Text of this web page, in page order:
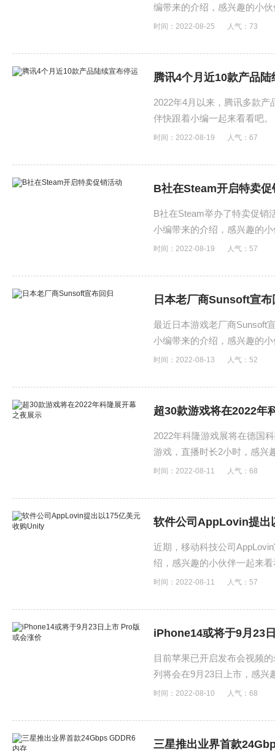
编带来的介绍，感兴趣的小
时间：2022-08-25 人气： 73
腾讯4个月近10款产品陆
2022年4月以来，腾讯多款
伴快跟着小编一起来看看吧。
时间：2022-08-19 人气： 67
B社在Steam开启特卖促
B社在Steam举办了特卖促销
小编带来的介绍，感兴趣的
时间：2022-08-19 人气： 57
日本老厂商Sunsoft宣布
最近日本游戏老厂商Sunsoft
小编带来的介绍，感兴趣的
时间：2022-08-13 人气： 52
超30款游戏将在2022年
2022年科隆游戏展将在德国
游戏，直播时长2小时，感兴
时间：2022-08-11 人气： 68
软件公司AppLovin提出
近期，移动科技公司
绍，感兴趣的小伙伴一起来
时间：2022-08-11 人气： 57
iPhone14或将于9月23
目前苹果已开启发布会视频
列将会在9月23日上市，感兴
时间：2022-08-10 人气： 68
三星推出业界首款